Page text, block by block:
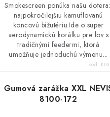
Smokescreen ponúka našu
najpokročilejšiu kamuflovanú
koncovú bižutériu.Ide o super
aerodynamickú korálku pre lov s
tradičnými feedermi, ktorá
umožňuje jednoduchú výmenu...
Kód:
Gumová zarážka XXL
8100-172